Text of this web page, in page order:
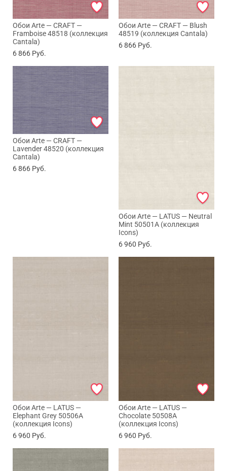
Обои Arte — CRAFT —
Framboise 48518 (коллекция
Cantala)
6 866 Руб.
Обои Arte — CRAFT — Blush
48519 (коллекция Cantala)
6 866 Руб.
Обои Arte — CRAFT —
Lavender 48520 (коллекция
Cantala)
6 866 Руб.
Обои Arte — LATUS — Neutral
Mint 50501A (коллекция
Icons)
6 960 Руб.
Обои Arte — LATUS —
Elephant Grey 50506A
(коллекция Icons)
6 960 Руб.
Обои Arte — LATUS —
Chocolate 50508A
(коллекция Icons)
6 960 Руб.